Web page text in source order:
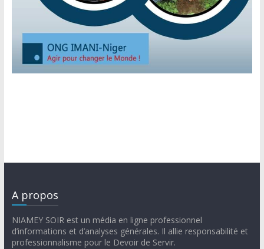
A propos
NIAMEY SOIR est un média en ligne professionnel
d’informations et d’analyses générales. Il allie responsabilité et
professionnalisme pour le Devoir de Servir.